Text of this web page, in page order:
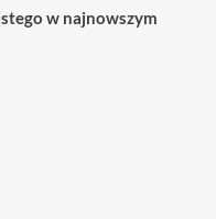
w najnowszym